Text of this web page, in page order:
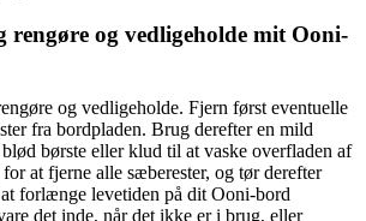
rengøre og vedligeholde mit Ooni-
og vedligeholde. Fjern først eventuelle
fra bordpladen. Brug derefter en mild
børste eller klud til at vaske overfladen af
at fjerne alle sæberester, og tør derefter
forlænge levetiden på dit Ooni-bord
det inde, når det ikke er i brug, eller